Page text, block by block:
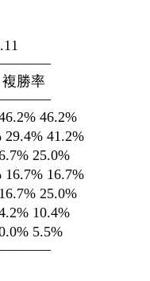
勝率
46.2%
41.2%
25.0%
16.7%
25.0%
10.4%
5.5%